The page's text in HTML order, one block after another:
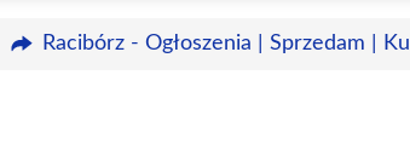
Racibórz - Ogłoszenia | Sprzedam |